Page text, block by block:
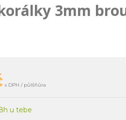
3mm
s DPH / půlšňůra
u tebe